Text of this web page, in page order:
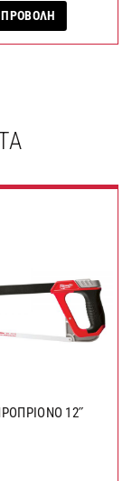
ΠΡΟΒΟΛΗ
12˝